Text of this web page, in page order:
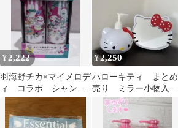
¥2,222
羽海野チカ×マイメロデ
ィ コラボ シャンプ
ホルダーセット ♡
¥2,250
ハローキティ まとめ
売り ミラー小物入
れ ソープディスペン
サー ポンプボトル